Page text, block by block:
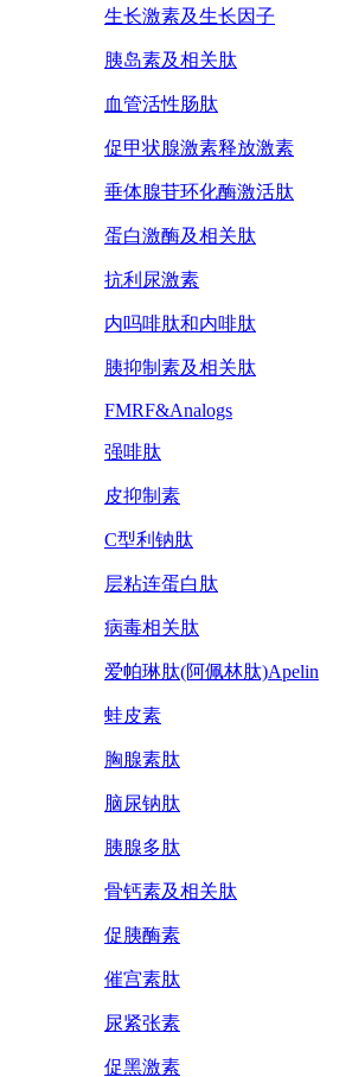
生长激素及生长因子
胰岛素及相关肽
血管活性肠肽
促甲状腺激素释放激素
垂体腺苷环化酶激活肽
蛋白激酶及相关肽
抗利尿激素
内吗啡肽和内啡肽
胰抑制素及相关肽
FMRF&Analogs
强啡肽
皮抑制素
C型利钠肽
层粘连蛋白肽
病毒相关肽
爱帕琳肽(阿佩林肽)Apelin
蛙皮素
胸腺素肽
脑尿钠肽
胰腺多肽
骨钙素及相关肽
促胰酶素
催宫素肽
尿紧张素
促黑激素